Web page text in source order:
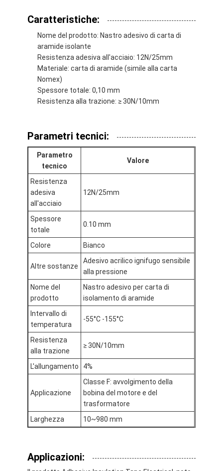
Giro della fabbrica
Controllo di qualità
Contattici
Nastro termoresistente dell'isolamento
Nastro adesivo del panno di vetro
Nastro adesivo del film del Polyimide
Nastro adesivo del di alluminio
Nastro del panno di vetro del di alluminio
La stagnola ha affrontato la carta kraft
Panno della vetroresina del di alluminio
Nastro della tela della stagnola
Nastro di condotta del panno
Doppio nastro adesivo parteggiato
Nastro adesivo dell'ANIMALE DOMESTICO
Colata di investimento di precisione
Tavola di isolamento elettrico
Caratteristiche:
Nome del prodotto: Nastro adesivo di carta di
aramide isolante
Resistenza adesiva all'acciaio: 12N/25mm
Materiale: carta di aramide (simile alla carta
Nomex)
Spessore totale: 0,10 mm
Resistenza alla trazione: ≥ 30N/10mm
Parametri tecnici:
Parametro
tecnico
Valore
Resistenza
adesiva
all'acciaio
12N/25mm
Spessore
totale
0.10 mm
Colore Bianco
Altre sostanze
Adesivo acrilico ignifugo sensibile
alla pressione
Nome del
prodotto
Nastro adesivo per carta di
isolamento di aramide
Intervallo di
temperatura
-55°C -155°C
Resistenza
alla trazione
≥ 30N/10mm
L'allungamento 4%
Applicazione
Classe F: avvolgimento della
bobina del motore e del
trasformatore
Larghezza
10~980 mm
Applicazioni: